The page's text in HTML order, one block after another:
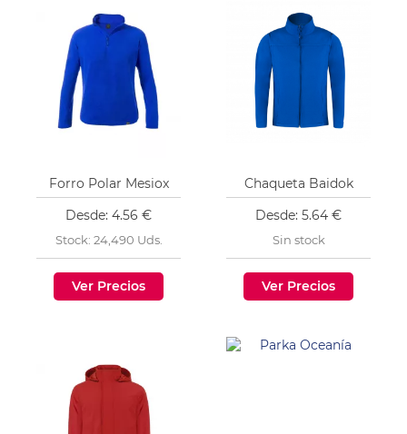
Forro Polar Mesiox
Desde: 4.56 €
Stock: 24,490 Uds.
Ver Precios
Chaqueta Baidok
Desde: 5.64 €
Sin stock
Ver Precios